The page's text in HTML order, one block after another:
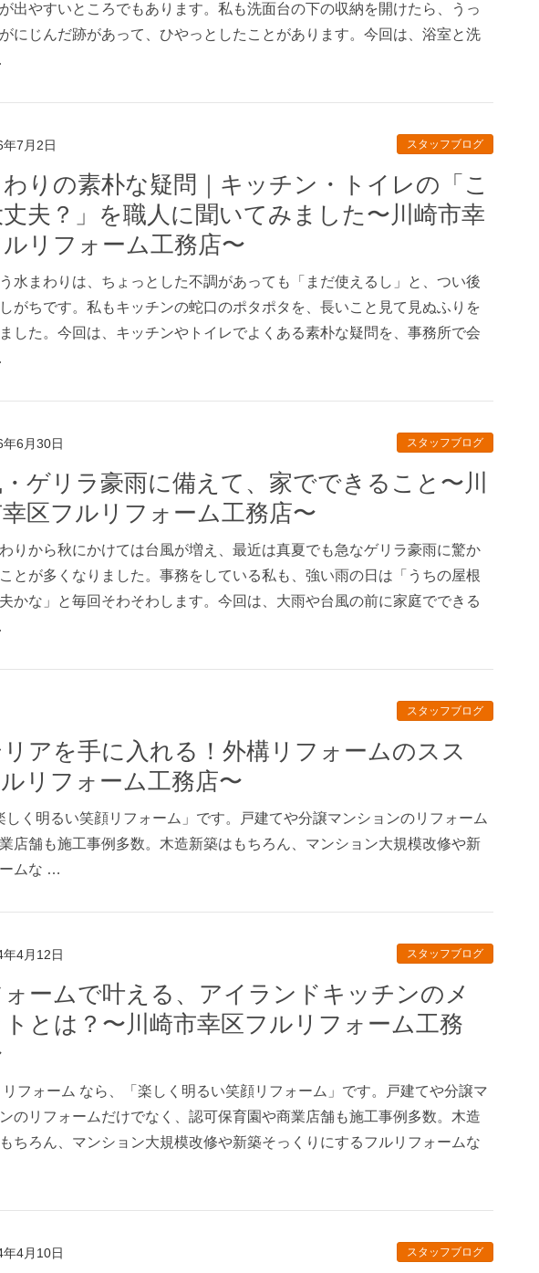
出やすいところでもあります。私も洗面台の下の収納を開けたら、うっ
にじんだ跡があって、ひやっとしたことがあります。今回は、浴室と洗
年7月2日 スタッフブログ
夫？」を職人に聞いてみました〜川崎市幸
ルリフォーム工務店〜
水まわりは、ちょっとした不調があっても「まだ使えるし」と、つい後
がちです。私もキッチンの蛇口のポタポタを、長いこと見て見ぬふりを
した。今回は、キッチンやトイレでよくある素朴な疑問を、事務所で会
年6月30日 スタッフブログ
区フルリフォーム工務店〜
りから秋にかけては台風が増え、最近は真夏でも急なゲリラ豪雨に驚か
とが多くなりました。事務をしている私も、強い雨の日は「うちの屋根
かな」と毎回そわそわします。今回は、大雨や台風の前に家庭でできる
スタッフブログ
リフォーム工務店〜
しく明るい笑顔リフォーム」です。戸建てや分譲マンションのリフォーム
店舗も施工事例多数。木造新築はもちろん、マンション大規模改修や新
ムな …
年4月12日 スタッフブログ
トとは？〜川崎市幸区フルリフォーム工務
リフォーム なら、「楽しく明るい笑顔リフォーム」です。戸建てや分譲マ
のリフォームだけでなく、認可保育園や商業店舗も施工事例多数。木造
ちろん、マンション大規模改修や新築そっくりにするフルリフォームな
年4月10日 スタッフブログ